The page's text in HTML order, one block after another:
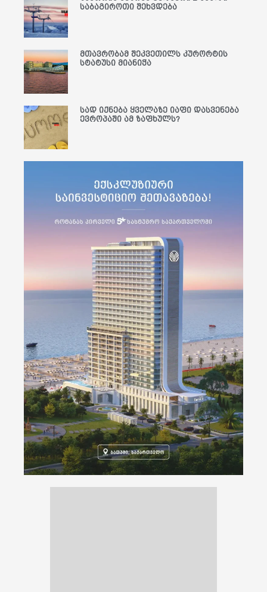
საბაგიროთი შეხვდება
მთავრობამ შეკვეთილს კურორტის
სტატუსი მიანიჭა
სად იქნება ყველაზე იაფი დასვენება
ევროპაში ამ ზაფხულს?